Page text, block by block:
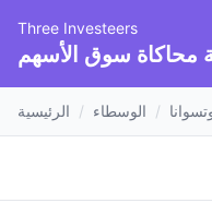
Three Investeers
محاكاة سوق الأسهم
الرئيسية / الوسطاء /